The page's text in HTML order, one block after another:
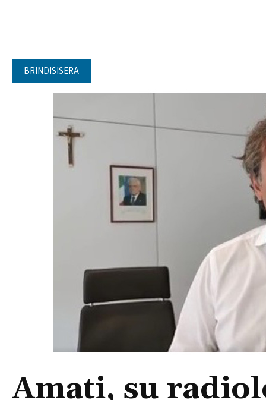
BRINDISISERA
Amati, su